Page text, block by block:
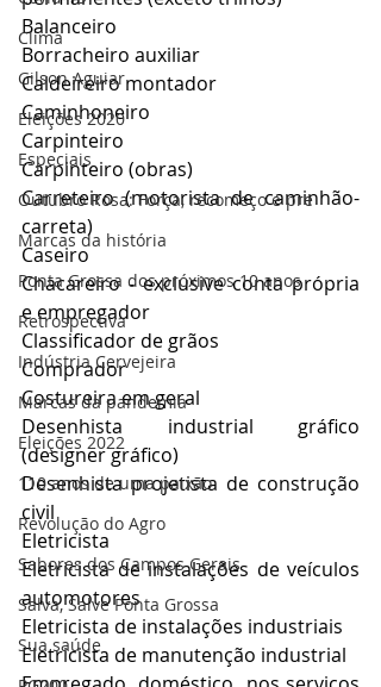
Clima
Gilson Aguiar
Eleições 2020
Especiais
Outubro Rosa: Força, recomeço e pre
Marcas da história
Ponta Grossa dos próximos 10 anos
Retrospectiva
Indústria Cervejeira
Marcas da pandemia
Eleições 2022
110 anos de uma paixão
Revolução do Agro
Sabores dos Campos Gerais
Salva, Salve Ponta Grossa
Sua saúde
Balanceiro
Borracheiro auxiliar
Caldeireiro montador
Caminhoneiro
Carpinteiro
Carpinteiro (obras)
Carreteiro (motorista de caminhão-
carreta)
Caseiro
Chacareiro - exclusive conta própria
e empregador
Classificador de grãos
Comprador
Costureira em geral
Desenhista industrial gráfico
(designer gráfico)
Desenhista projetista de construção
civil
Eletricista
Eletricista de instalações de veículos
automotores
Eletricista de instalações industriais
Eletricista de manutenção industrial